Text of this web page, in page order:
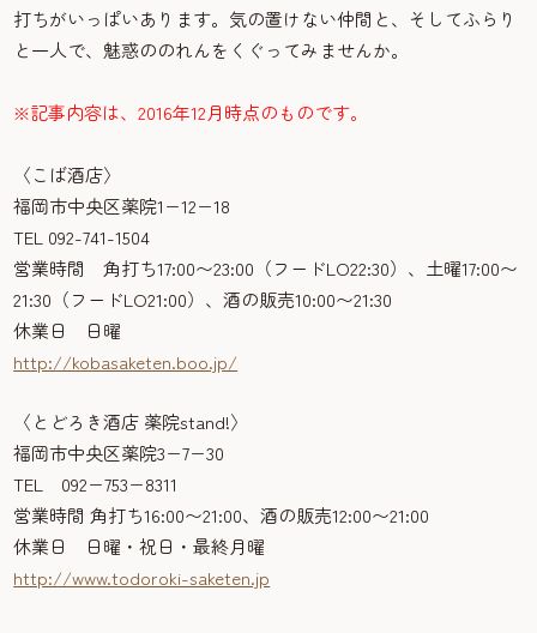
打ちがいっぱいあります。気の置けない仲間と、そしてふらり
と一人で、魅惑ののれんをくぐってみませんか。
※記事内容は、2016年12月時点のものです。
〈こば酒店〉
福岡市中央区薬院1−12−18
TEL 092-741-1504
営業時間 角打ち17:00〜23:00（フードLO22:30）、土曜17:00〜
21:30（フードLO21:00）、酒の販売10:00〜21:30
休業日 日曜
http://kobasaketen.boo.jp/
〈とどろき酒店 薬院stand!〉
福岡市中央区薬院3−7−30
TEL 092−753−8311
営業時間 角打ち16:00〜21:00、酒の販売12:00〜21:00
休業日 日曜・祝日・最終月曜
http://www.todoroki-saketen.jp